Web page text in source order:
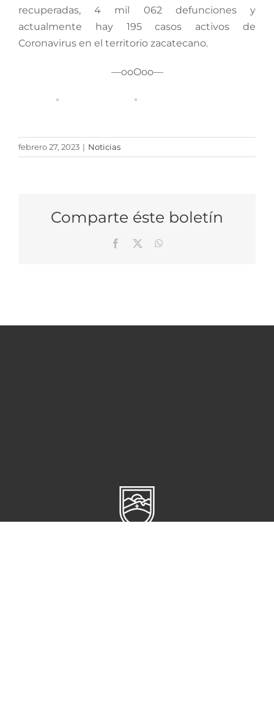
recuperadas, 4 mil 062 defunciones y
actualmente hay 195 casos activos de
Coronavirus en el territorio zacatecano.
—ooOoo—
febrero 27, 2023 | Noticias
Comparte éste boletín
Facebook